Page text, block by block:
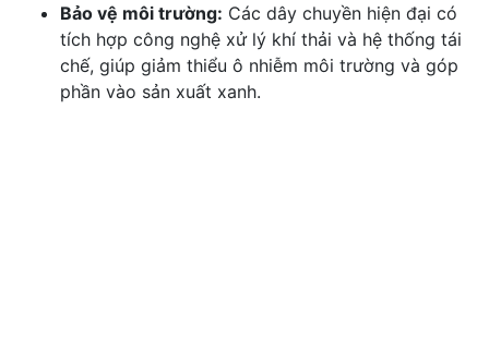
Bảo vệ môi trường: Các dây chuyền hiện đại có
tích hợp công nghệ xử lý khí thải và hệ thống tái
chế, giúp giảm thiểu ô nhiễm môi trường và góp
phần vào sản xuất xanh.